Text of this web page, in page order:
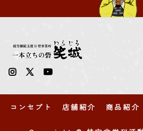
コンセプト 店舗紹介 商品紹介